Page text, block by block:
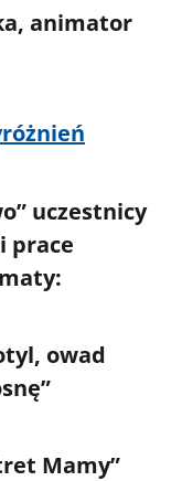
animator
uczestnicy
prace
owad
Mamy”